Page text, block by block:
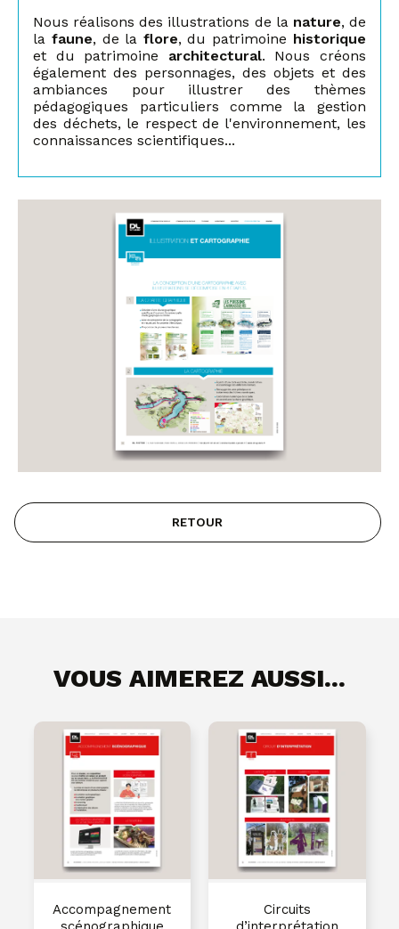
Nous réalisons des illustrations de la nature, de
la faune, de la flore, du patrimoine historique
et du patrimoine architectural. Nous créons
également des personnages, des objets et des
ambiances pour illustrer des thèmes
pédagogiques particuliers comme la gestion
des déchets, le respect de l'environnement, les
connaissances scientifiques...
RETOUR
VOUS AIMEREZ AUSSI...
Accompagnement
Circuits